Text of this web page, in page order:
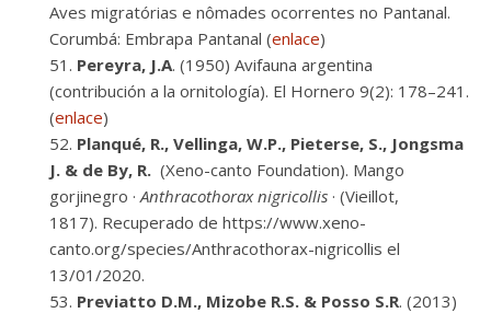
Aves migratórias e nômades ocorrentes no Pantanal.
Corumbá: Embrapa Pantanal (enlace)
Pereyra, J.A. (1950) Avifauna argentina
(contribución a la ornitología). El Hornero 9(2): 178–241.
(enlace)
Planqué, R., Vellinga, W.P., Pieterse, S., Jongsma
J. & de By, R. (Xeno-canto Foundation). Mango
gorjinegro ·Anthracothorax nigricollis · (Vieillot,
1817). Recuperado de https://www.xeno-
canto.org/species/Anthracothorax-nigricollis el
13/01/2020.
Previatto D.M., Mizobe R.S. & Posso S.R. (2013)